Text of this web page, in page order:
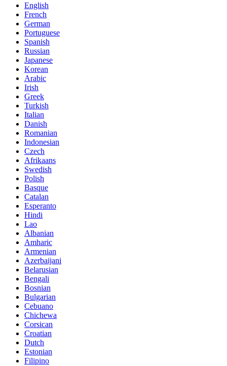
English
French
German
Portuguese
Spanish
Russian
Japanese
Korean
Arabic
Irish
Greek
Turkish
Italian
Danish
Romanian
Indonesian
Czech
Afrikaans
Swedish
Polish
Basque
Catalan
Esperanto
Hindi
Lao
Albanian
Amharic
Armenian
Azerbaijani
Belarusian
Bengali
Bosnian
Bulgarian
Cebuano
Chichewa
Corsican
Croatian
Dutch
Estonian
Filipino